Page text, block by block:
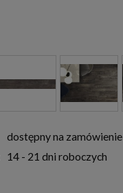
dostępny na zamówienie
14 - 21 dni roboczych